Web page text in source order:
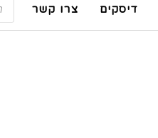
דיסקים צרו קשר